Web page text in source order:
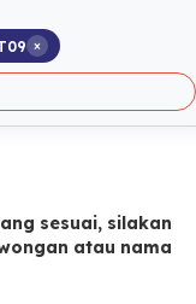
×
sesuai, silakan
atau nama